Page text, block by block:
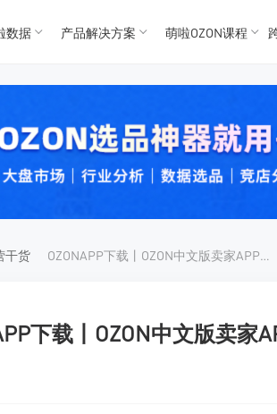
For
For
TK
TK
数据 产品解决方案 萌啦OZON课程
干货 OZONAPP下载丨OZON中文版卖家APP下载
下载丨OZON中文版卖家